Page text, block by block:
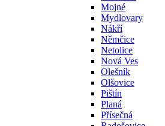
Mojné
Mydlovary
Nákří
Němčice
Netolice
Nová Ves
Olešník
Olšovice
Pištín
Planá
Přísečná